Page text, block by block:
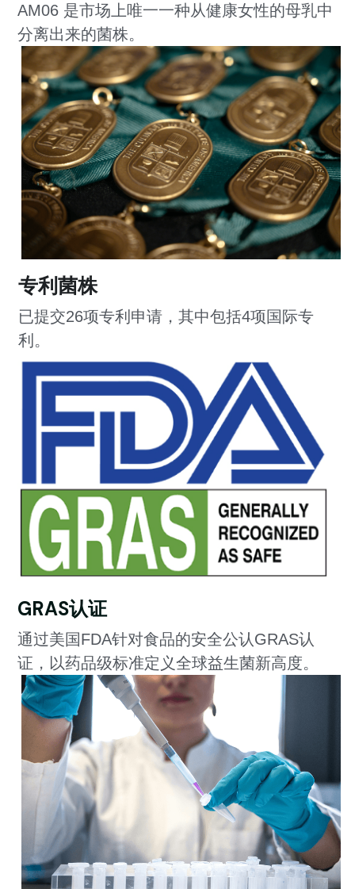
AM06 是市场上唯一一种从健康女性的母乳中
分离出来的菌株。
专利菌株
已提交26项专利申请，其中包括4项国际专
利。
GRAS认证
通过美国FDA针对食品的安全公认GRAS认
证，以药品级标准定义全球益生菌新高度。